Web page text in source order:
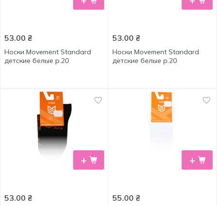
53.00 ₴
Носки Movement Standard
детские белые р.20
53.00 ₴
Носки Movement Standard
детские белые р.20
+
53.00 ₴
+
55.00 ₴